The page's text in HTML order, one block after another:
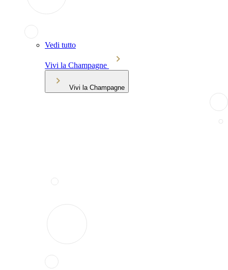
Vedi tutto
Vivi la Champagne
Vivi la Champagne